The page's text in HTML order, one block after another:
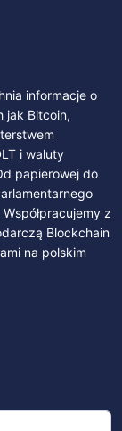
informacje o
jak Bitcoin,
i waluty
papierowej do
z
Blockchain
na polskim